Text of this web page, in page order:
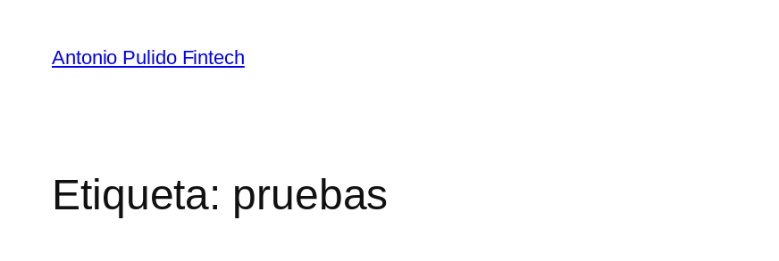
Antonio Pulido Fintech
Etiqueta: pruebas